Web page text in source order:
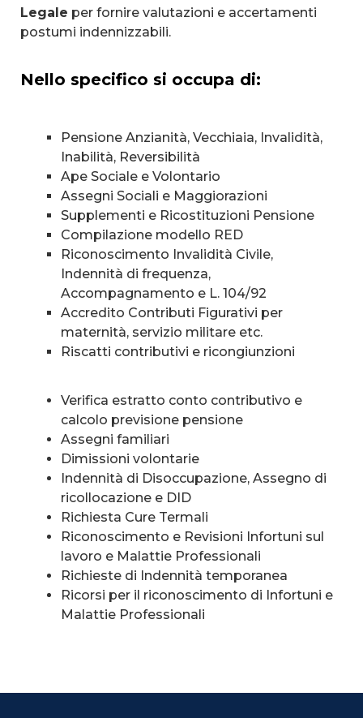
Legale per fornire valutazioni e accertamenti
postumi indennizzabili.
Nello specifico si occupa di:
Pensione Anzianità, Vecchiaia, Invalidità,
Inabilità, Reversibilità
Ape Sociale e Volontario
Assegni Sociali e Maggiorazioni
Supplementi e Ricostituzioni Pensione
Compilazione modello RED
Riconoscimento Invalidità Civile,
Indennità di frequenza,
Accompagnamento e L. 104/92
Accredito Contributi Figurativi per
maternità, servizio militare etc.
Riscatti contributivi e ricongiunzioni
Verifica estratto conto contributivo e
calcolo previsione pensione
Assegni familiari
Dimissioni volontarie
Indennità di Disoccupazione, Assegno di
ricollocazione e DID
Richiesta Cure Termali
Riconoscimento e Revisioni Infortuni sul
lavoro e Malattie Professionali
Richieste di Indennità temporanea
Ricorsi per il riconoscimento di Infortuni e
Malattie Professionali